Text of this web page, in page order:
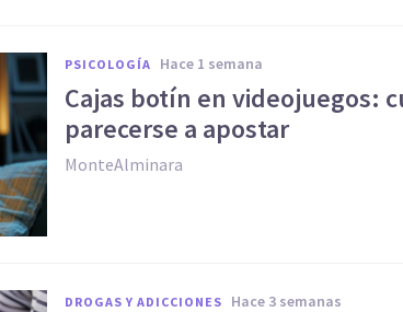
PSICOLOGÍA hace 1 semana
Cajas botín en videojuegos:
parecerse a apostar
MonteAlminara
DROGAS Y ADICCIONES hace 3 semanas